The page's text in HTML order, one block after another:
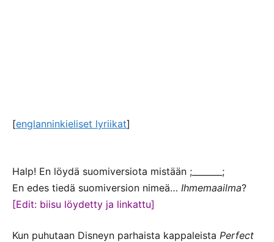
[englanninkieliset lyriikat]
Halp! En löydä suomiversiota mistään ;_______;
En edes tiedä suomiversion nimeä… Ihmemaailma?
[Edit: biisu löydetty ja linkattu]
Kun puhutaan Disneyn parhaista kappaleista Perfect